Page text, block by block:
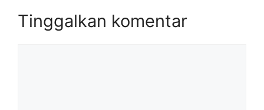
Tinggalkan komentar